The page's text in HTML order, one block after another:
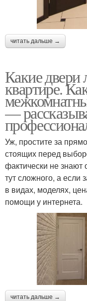
читать дальше →
Какие двери
квартире.
—
Уж, простите за
стоящих перед
фактически не знают
тут сложного, а если
в видах, моделях,
помощи у интернета.
читать дальше →